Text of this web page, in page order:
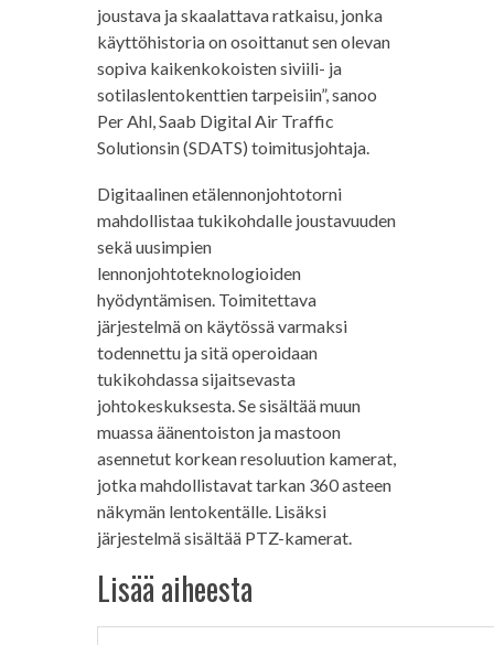
joustava ja skaalattava ratkaisu, jonka
käyttöhistoria on osoittanut sen olevan
sopiva kaikenkokoisten siviili- ja
sotilaslentokenttien tarpeisiin”, sanoo
Per Ahl, Saab Digital Air Traffic
Solutionsin (SDATS) toimitusjohtaja.
Digitaalinen etälennonjohtotorni
mahdollistaa tukikohdalle joustavuuden
sekä uusimpien
lennonjohtoteknologioiden
hyödyntämisen. Toimitettava
järjestelmä on käytössä varmaksi
todennettu ja sitä operoidaan
tukikohdassa sijaitsevasta
johtokeskuksesta. Se sisältää muun
muassa äänentoiston ja mastoon
asennetut korkean resoluution kamerat,
jotka mahdollistavat tarkan 360 asteen
näkymän lentokentälle. Lisäksi
järjestelmä sisältää PTZ-kamerat.
Lisää aiheesta